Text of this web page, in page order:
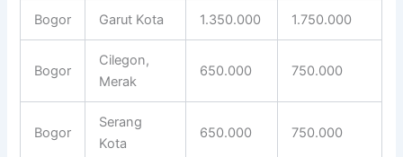
Bogor Garut Kota 1.350.000 1.750.000
Bogor
Cilegon,
Merak
650.000 750.000
Bogor
Serang
Kota
650.000 750.000